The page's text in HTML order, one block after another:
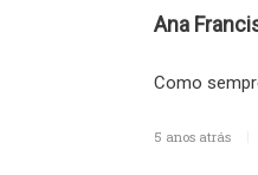
Ana
Como
5 anos atrás